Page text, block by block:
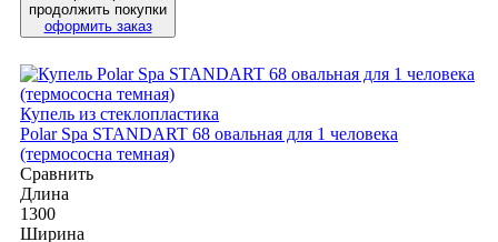
продолжить покупки
оформить заказ
Купель из стеклопластика
Polar Spa STANDART 68 овальная для 1 человека
(термососна темная)
Сравнить
Длина
1300
Ширина